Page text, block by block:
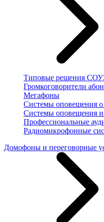
Типовые решения
Громкоговорители
Мегафоны
Системы оповещения
Системы оповещения
Профессиональные
Радиомикрофонные
Домофоны и переговорные